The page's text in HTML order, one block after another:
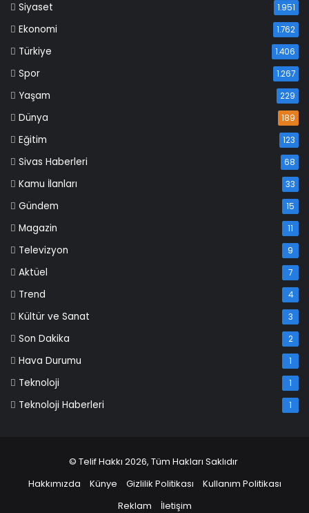
Siyaset 1.951
Ekonomi 1.762
Türkiye 1.406
Spor 1.267
Yaşam 229
Dünya 189
Eğitim 123
Sivas Haberleri 68
Kamu İlanları 33
Gündem 15
Magazin 11
Televizyon 9
Aktüel 7
Trend 4
Kültür ve Sanat 3
Son Dakika 2
Hava Durumu 1
Teknoloji 1
Teknoloji Haberleri 1
© Telif Hakkı 2026, Tüm Hakları Saklıdır
Hakkımızda
Künye Gizlilik Politikası
Kullanım Politikası
Reklam
İletişim